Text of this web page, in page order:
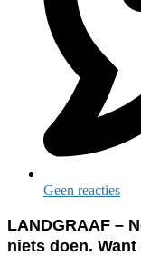
Geen reacties
LANDGRAAF –
niets doen.